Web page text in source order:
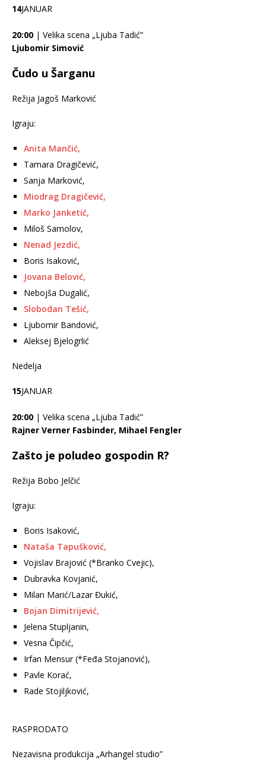
14JANUAR
20:00 | Velika scena „Ljuba Tadić”
Ljubomir Simović
Čudo u Šarganu
Režija Jagoš Marković
Igraju:
Anita Mančić,
Tamara Dragičević,
Sanja Marković,
Miodrag Dragičević,
Marko Janketić,
Miloš Samolov,
Nenad Jezdić,
Boris Isaković,
Jovana Belović,
Nebojša Dugalić,
Slobodan Tešić,
Ljubomir Bandović,
Aleksej Bjelogrlić
Nedelja
15JANUAR
20:00 | Velika scena „Ljuba Tadić”
Rajner Verner Fasbinder, Mihael Fengler
Zašto je poludeo gospodin R?
Režija Bobo Jelčić
Igraju:
Boris Isaković,
Nataša Tapušković,
Vojislav Brajović (*Branko Cvejic),
Dubravka Kovjanić,
Milan Marić/Lazar Đukić,
Bojan Dimitrijević,
Jelena Stupljanin,
Vesna Čipčić,
Irfan Mensur (*Feđa Stojanović),
Pavle Korać,
Rade Stojiljković,
RASPRODATO
Nezavisna produkcija „Arhangel studio”